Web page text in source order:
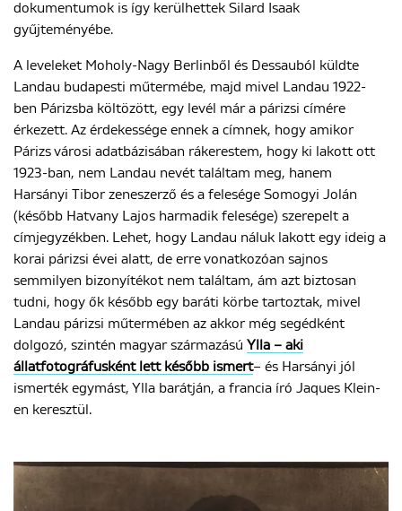
dokumentumok is így kerülhettek Silard Isaak
gyűjteményébe.
A leveleket Moholy-Nagy Berlinből és Dessauból küldte
Landau budapesti műtermébe, majd mivel Landau 1922-
ben Párizsba költözött, egy levél már a párizsi címére
érkezett. Az érdekessége ennek a címnek, hogy amikor
Párizs városi adatbázisában rákerestem, hogy ki lakott ott
1923-ban, nem Landau nevét találtam meg, hanem
Harsányi Tibor zeneszerző és a felesége Somogyi Jolán
(később Hatvany Lajos harmadik felesége) szerepelt a
címjegyzékben. Lehet, hogy Landau náluk lakott egy ideig a
korai párizsi évei alatt, de erre vonatkozóan sajnos
semmilyen bizonyítékot nem találtam, ám azt biztosan
tudni, hogy ők később egy baráti körbe tartoztak, mivel
Landau párizsi műtermében az akkor még segédként
dolgozó, szintén magyar származású Ylla – aki
állatfotográfusként lett később ismert– és Harsányi jól
ismerték egymást, Ylla barátján, a francia író Jaques Klein-
en keresztül.